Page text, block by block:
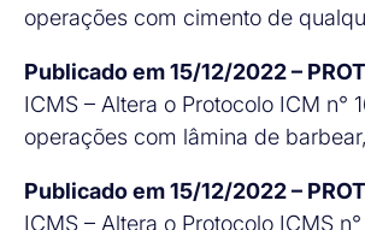
operações com cimento de
Publicado em 15/12/2022 –
ICMS – Altera o Protocolo ICM
operações com lâmina de
Publicado em 15/12/2022 –
ICMS – Altera o Protocolo ICMS